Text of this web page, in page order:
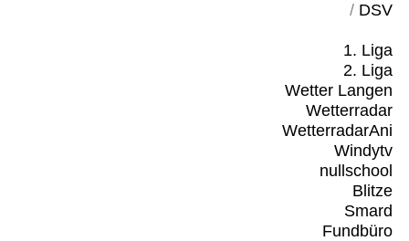
/ DSV
1. Liga
2. Liga
Wetter Langen
Wetterradar
WetterradarAni
Windytv
nullschool
Blitze
Smard
Fundbüro